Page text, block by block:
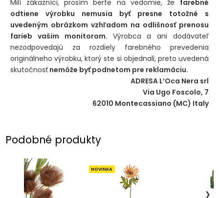
Milí zákazníci, prosím berte na vedomie, že farebné
odtiene výrobku nemusia byť presne totožné s
uvedeným obrázkom vzhľadom na odlišnosť prenosu
farieb vašim monitorom. Výrobca a ani dodávateľ
nezodpovedajú za rozdiely farebného prevedenia
originálneho výrobku, ktorý ste si objednali, preto uvedená
skutočnosť nemôže byť podnetom pre reklamáciu.
ADRESA L’Oca Nera srl
Via Ugo Foscolo, 7
62010 Montecassiano (MC) Italy
Podobné produkty
NOVINKA